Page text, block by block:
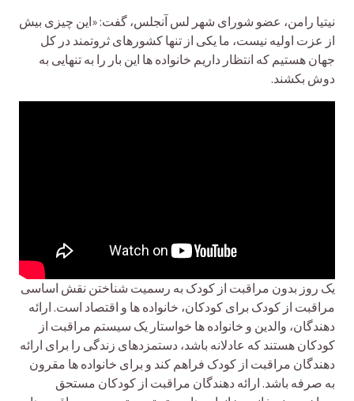
نیتیا رامن، عضو شورای شهر لس آنجلس، گفت: «این چیزی بیش
از عزت اولیه نیست، ما یکی از تنها کشورهای ثروتمند در کل
جهان هستیم که انتظار داریم خانواده ها این بار را به تنهایی به
دوش بکشند.
یک روز بدون مراقبت از کودک به رسمیت شناختن نقش اساسی
مراقبت از کودک برای کودکان، خانواده ها و اقتصاد است. ارائه
دهندگان، والدین و خانواده ها خواستار یک سیستم مراقبت از
کودکان هستند که عادلانه باشد، دستمزدهای زندگی را برای ارائه
دهندگان مراقبت از کودک فراهم کند و برای خانواده ها مقرون
به صرفه باشد. ارائه دهندگان مراقبت از کودکان مستحق